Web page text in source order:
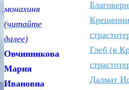
(читайте
далее)
Овчинникова
Мария
Ивановна
Глеб (в
Далмат